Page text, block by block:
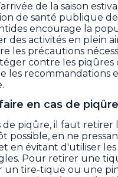
de la saison
de santé publique
encourage la
des activités en plein
les précautions
contre les piqûres
les recommandations
en cas de
de piqûre, il faut retirer
possible, en ne
en évitant d'utiliser les
Pour retirer une
un tire-tique ou une